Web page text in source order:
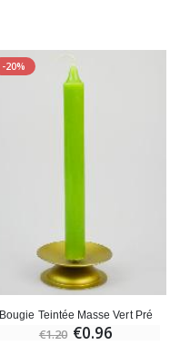
-20%
Bougie Teintée Masse Vert Pré
€1.20 €0.96